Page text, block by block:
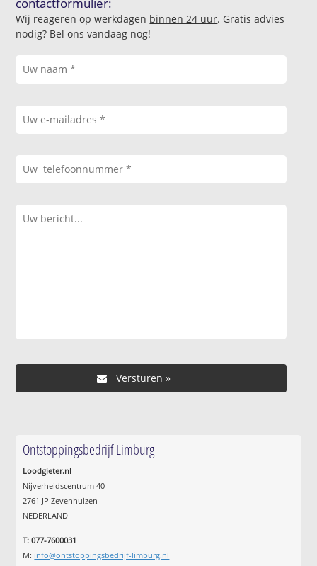
contactformulier:
Wij reageren op werkdagen binnen 24 uur. Gratis advies
nodig? Bel ons vandaag nog!
Ontstoppingsbedrijf Limburg
Loodgieter.nl
Nijverheidscentrum 40
2761 JP Zevenhuizen
NEDERLAND
T: 077-7600031
M: info@ontstoppingsbedrijf-limburg.nl